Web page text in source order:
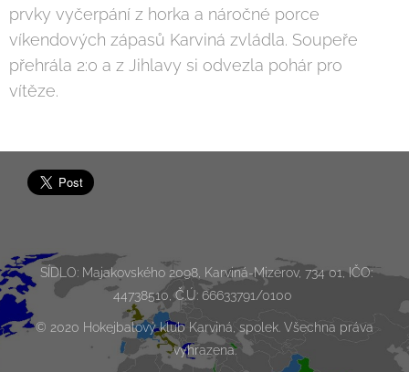
prvky vyčerpání z horka a náročné porce
víkendových zápasů Karviná zvládla. Soupeře
přehrála 2:0 a z Jihlavy si odvezla pohár pro
vítěze.
SÍDLO: Majakovského 2098, Karviná-Mizerov, 734 01, IČO:
44738510, Č.Ú: 66633791/0100
© 2020 Hokejbalový klub Karviná, spolek. Všechna práva
vyhrazena.